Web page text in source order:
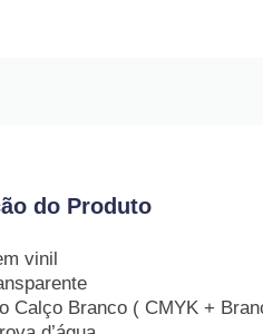
do Produto
vinil
Calço Branco ( CMYK +